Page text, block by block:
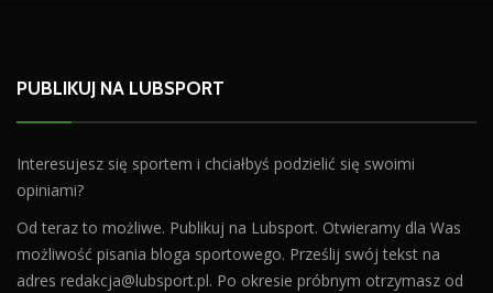
PUBLIKUJ NA LUBSPORT
Interesujesz się sportem i chciałbyś podzielić się swoimi
opiniami?
Od teraz to możliwe. Publikuj na Lubsport. Otwieramy dla Was
możliwość pisania bloga sportowego. Prześlij swój tekst na
adres redakcja@lubsport.pl. Po okresie próbnym otrzymasz od